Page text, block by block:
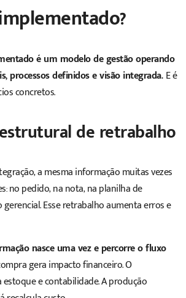
é um modelo de gestão operando
processos definidos e visão integrada.E é
concretos.
de retrabalho
a mesma informação muitas vezes
no pedido, na nota, na planilha de
Esse retrabalho aumenta erros e
nasce uma vez e percorre o fluxo
gera impacto financeiro. O
e contabilidade. A produção